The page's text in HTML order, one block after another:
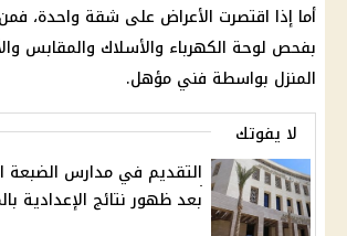
أما إذا اقتصرت الأعراض على شقة واحدة،
بفحص لوحة الكهرباء والأسلاك والمقابس
المنزل بواسطة فني مؤهل.
لا يفوتك
بعد ظهور نتائج الإعدادية